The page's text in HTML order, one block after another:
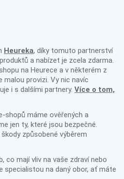
Heureka, díky tomuto partnerství
a nabízet je zcela zdarma.
na Heurece a v některém z
malou provizi. Vy nic navíc
i s dalšími partnery. Více o tom,
shopů máme ověřených a
jen ty, které jsou bezpečné.
způsobené výběrem
co mají vliv na vaše zdraví nebo
specialistou na daný obor, ať máte